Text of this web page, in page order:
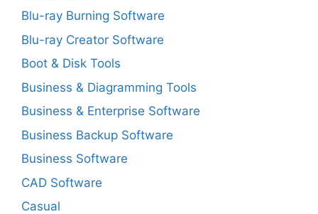
Blu-ray Burning Software
Blu-ray Creator Software
Boot & Disk Tools
Business & Diagramming Tools
Business & Enterprise Software
Business Backup Software
Business Software
CAD Software
Casual